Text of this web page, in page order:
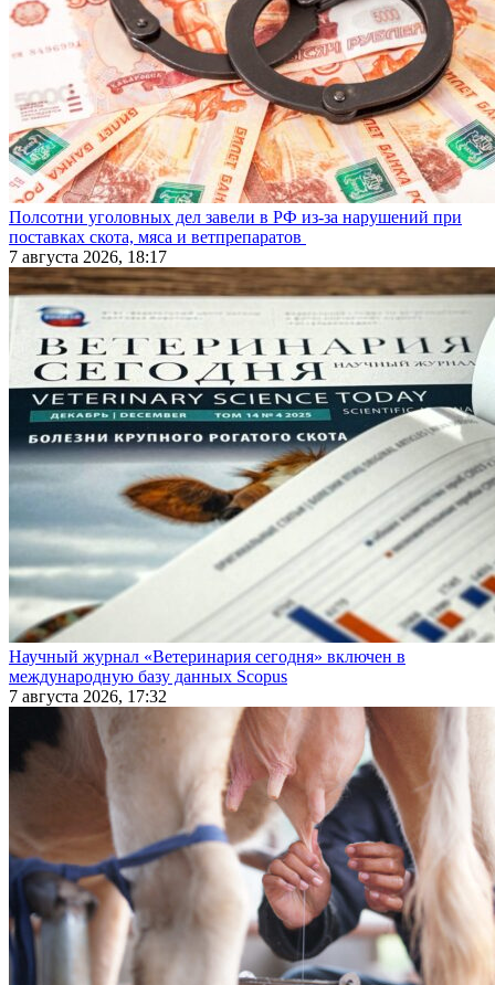
Полсотни уголовных дел завели в РФ из-за нарушений при
поставках скота, мяса и ветпрепаратов
7 августа 2026, 18:17
Научный журнал «Ветеринария сегодня» включен в
международную базу данных Scopus
7 августа 2026, 17:32